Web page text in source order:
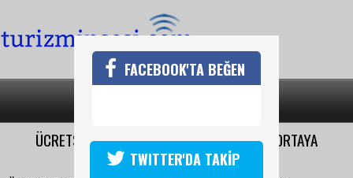
ÜCRETSİZ DENETİMLE OTELİNİZİN GÜCÜNÜ ORTAYA
KOYUYORUZ
FACEBOOK'TA BEĞEN
TWITTER'DA TAKİP